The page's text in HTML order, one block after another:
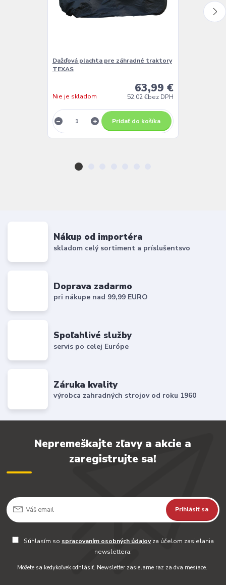
Dažďová plachta pre záhradné traktory
TEXAS
63,99 €
52,02 €bez DPH
Nie je skladom
Pridať do košíka
Nákup od importéra
skladom celý sortiment a príslušentsvo
Doprava zadarmo
pri nákupe nad 99,99 EURO
Spoľahlivé služby
servis po celej Európe
Záruka kvality
výrobca zahradných strojov od roku 1960
Nepremeškajte zľavy a akcie a
zaregistrujte sa!
Prihlásiť sa
Súhlasím so spracovaním osobných údajovza účelom zasielania
newslettera.
Môžete sa kedykoľvek odhlásiť. Newsletter zasielame raz za dva mesiace.